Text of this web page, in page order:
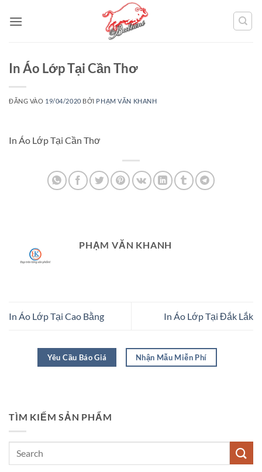
qua
In Áo Lớp Tại Cần Thơ
ĐĂNG VÀO 19/04/2020 BỞI PHẠM VĂN KHANH
In Áo Lớp Tại Cần Thơ
PHẠM VĂN KHANH
In Áo Lớp Tại Cao Bằng In Áo Lớp Tại Đắk Lắk
Yêu Cầu Báo Giá Nhận Mẫu Miễn Phí
TÌM KIẾM SẢN PHẨM